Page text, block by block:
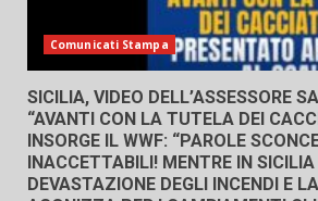
Comunicati Stampa
SICILIA, VIDEO DELL’ASSESSORE
“AVANTI CON LA TUTELA DEI
INSORGE IL WWF: “PAROLE
INACCETTABILI! MENTRE IN
DEVASTAZIONE DEGLI INCENDI E